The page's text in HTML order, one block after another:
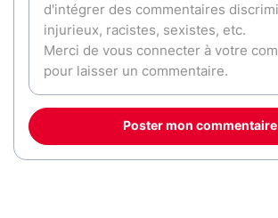
Poster mon commentaire